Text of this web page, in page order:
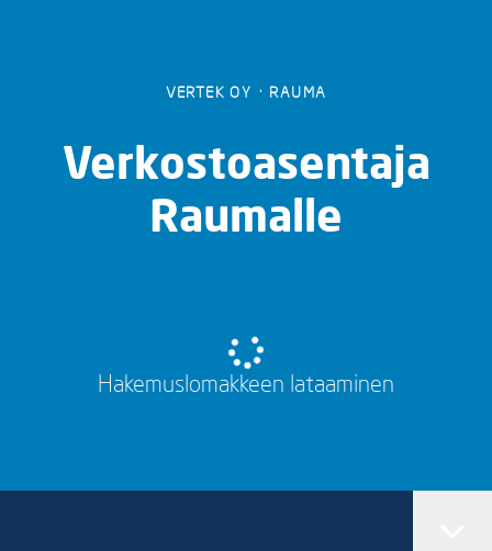
VERTEK OY · RAUMA
Verkostoasentaja
Raumalle
Hakemuslomakkeen lataaminen